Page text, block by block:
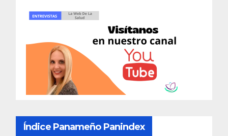
Índice Panameño Panindex